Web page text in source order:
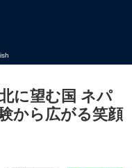
に望む国 ネパ
から広がる笑顔